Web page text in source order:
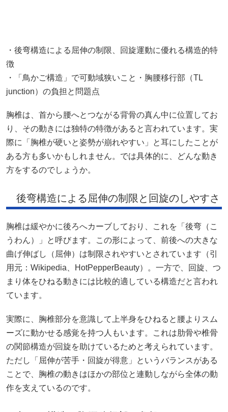
・後弯構造による屈伸の制限、回旋運動に優れる構造的特
徴
・「鳥かご構造」で可動域狭いこと・胸腰移行部（TL
junction）の負担と問題点
胸椎は、首から腰へとつながる背骨の真ん中に位置してお
り、その動きには独特の特徴があると言われています。実
際に「胸椎が硬いと姿勢が崩れやすい」と耳にしたことが
ある方も多いかもしれません。では具体的に、どんな動き
方をするのでしょうか。
後弯構造による屈伸の制限と回旋のしやすさ
胸椎は緩やかに後ろへカーブしており、これを「後弯（こ
うわん）」と呼びます。この形によって、前後への大きな
曲げ伸ばし（屈伸）は制限されやすいとされています（引
用元： Wikipedia、 HotPepperBeauty）。一方で、回旋、つ
まり体をひねる動きには比較的適している構造だと言われ
ています。
実際に、胸椎部分を意識して上半身をひねると腰よりスム
ーズに動かせる感覚を持つ人もいます。これは肋骨や椎骨
の関節構造が回旋を助けているためと考えられています。
ただし「屈伸が苦手・回旋が得意」というバランスがある
ことで、胸椎の動きはほかの部位と連動しながら全体の動
作を支えているのです。